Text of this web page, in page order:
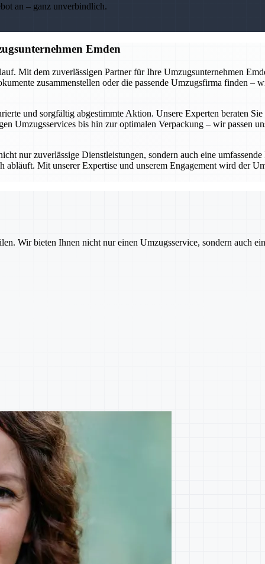
an – ganz unverbindlich.
Emden
Mit dem zuverlässigen Partner für Ihre Umzugsunternehmen
zusammenstellen oder die passende Umzugsfirma finden –
und sorgfältig abgestimmte Aktion. Unsere Experten beraten
Umzugsservices bis hin zur optimalen Verpackung – wir passen
nur zuverlässige Dienstleistungen, sondern auch eine
Mit unserer Expertise und unserem Engagement wird der
Wir bieten Ihnen nicht nur einen Umzugsservice, sondern auch